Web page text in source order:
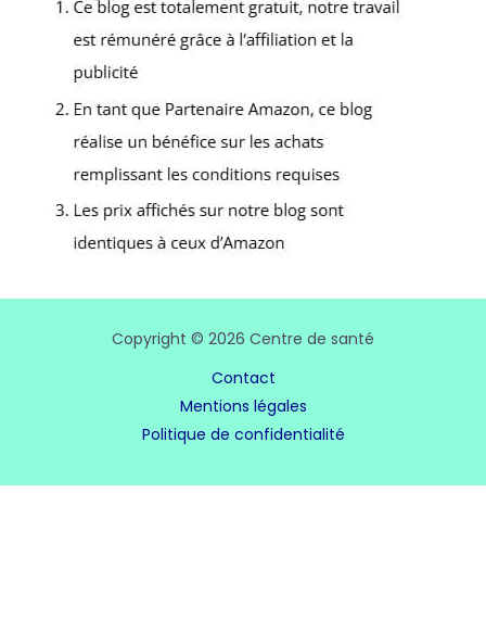
Copyright © 2026 Centre de santé
Contact
Mentions légales
Politique de confidentialité